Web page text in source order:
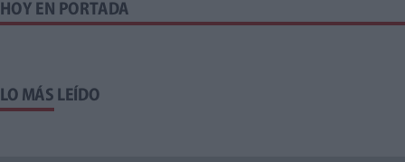
HOY EN PORTADA
LO MÁS LEÍDO